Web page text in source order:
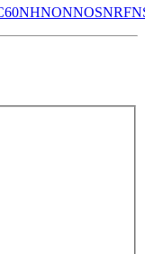
NHNONNOSNRF